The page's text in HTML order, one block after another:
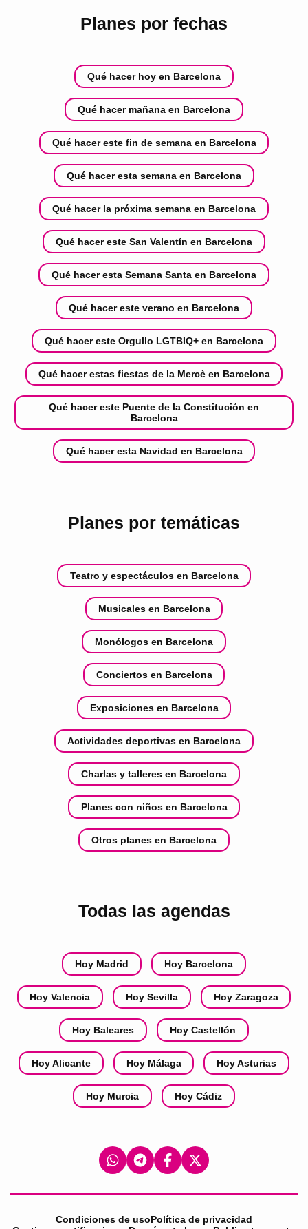
Planes por fechas
Qué hacer hoy en Barcelona
Qué hacer mañana en Barcelona
Qué hacer este fin de semana en Barcelona
Qué hacer esta semana en Barcelona
Qué hacer la próxima semana en Barcelona
Qué hacer este San Valentín en Barcelona
Qué hacer esta Semana Santa en Barcelona
Qué hacer este verano en Barcelona
Qué hacer este Orgullo LGTBIQ+ en Barcelona
Qué hacer estas fiestas de la Mercè en Barcelona
Qué hacer este Puente de la Constitución en
Barcelona
Qué hacer esta Navidad en Barcelona
Planes por temáticas
Teatro y espectáculos en Barcelona
Musicales en Barcelona
Monólogos en Barcelona
Conciertos en Barcelona
Exposiciones en Barcelona
Actividades deportivas en Barcelona
Charlas y talleres en Barcelona
Planes con niños en Barcelona
Otros planes en Barcelona
Todas las agendas
Hoy Madrid Hoy Barcelona
Hoy Valencia Hoy Sevilla Hoy Zaragoza
Hoy Baleares Hoy Castellón
Hoy Alicante Hoy Málaga Hoy Asturias
Hoy Murcia Hoy Cádiz
Condiciones de usoPolítica de privacidad